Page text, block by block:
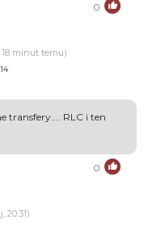
0
minut temu)
transfery.... RLC i ten
0
20:31)